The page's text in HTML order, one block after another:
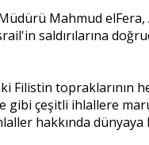
Mahmud
saldırılarına
Filistin topraklarının
gibi çeşitli ihlallere
hakkında